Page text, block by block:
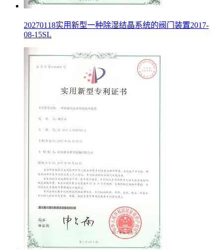
20270118实用新型一种除湿结晶系统的阀门装置2017-
08-15SL